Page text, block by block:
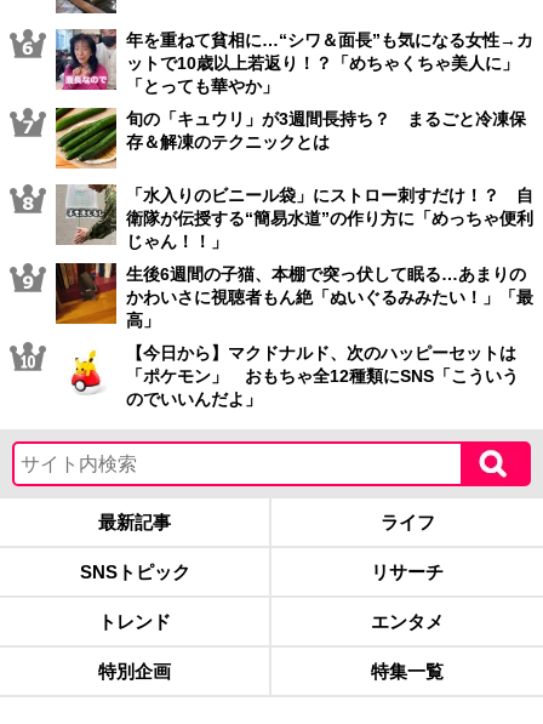
年を重ねて貧相に…“シワ＆面長”も気になる女性→カ
ットで10歳以上若返り！？「めちゃくちゃ美人に」
「とっても華やか」
旬の「キュウリ」が3週間長持ち？ まるごと冷凍保
存＆解凍のテクニックとは
「水入りのビニール袋」にストロー刺すだけ！？ 自
衛隊が伝授する“簡易水道”の作り方に「めっちゃ便利
じゃん！！」
生後6週間の子猫、本棚で突っ伏して眠る…あまりの
かわいさに視聴者もん絶「ぬいぐるみみたい！」「最
高」
【今日から】マクドナルド、次のハッピーセットは
「ポケモン」 おもちゃ全12種類にSNS「こういう
のでいいんだよ」
最新記事 ライフ
SNSトピック リサーチ
トレンド エンタメ
特別企画 特集一覧